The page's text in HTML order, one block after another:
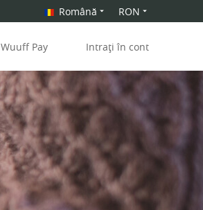
Română RON
Wuuff Pay Intrați în cont